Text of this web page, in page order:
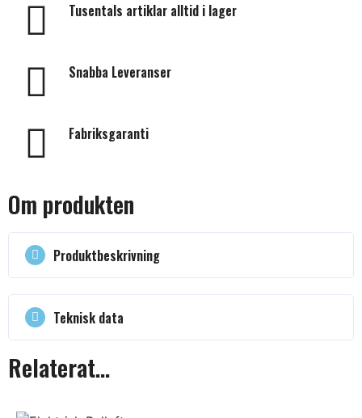
Tusentals artiklar alltid i lager
Snabba Leveranser
Fabriksgaranti
Om produkten
Produktbeskrivning
Teknisk data
Relaterat...